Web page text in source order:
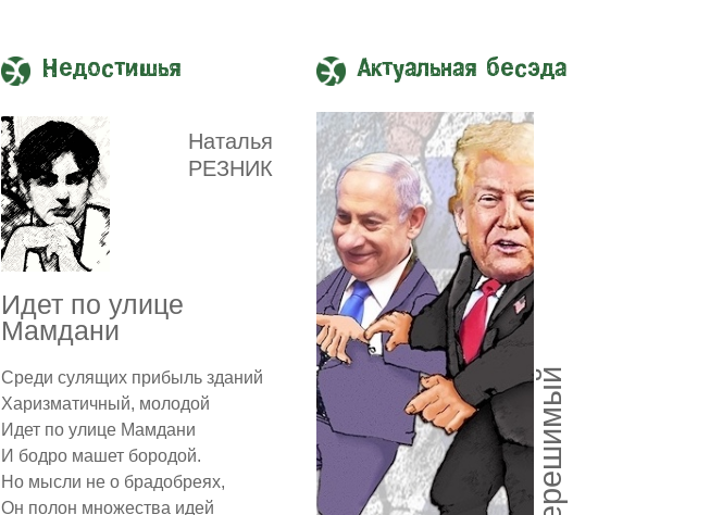
Недостишья
Наталья
РЕЗНИК
Идет по улице
Мамдани
Среди сулящих прибыль зданий
Харизматичный, молодой
Идет по улице Мамдани
И бодро машет бородой.
Но мысли не о брадобреях,
Он полон множества идей
Актуальная бесэда